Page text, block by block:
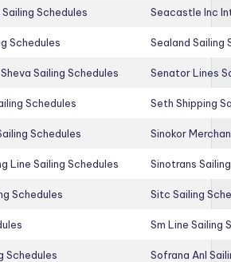
Schedules Seacastle Inc
Schedules Sealand Sailing
Sailing Schedules Senator Lines
Schedules Seth Shipping
Schedules Sinokor
Line Sailing Schedules Sinotrans
Schedules Sitc Sailing
Sm Line Sailing
Schedules Sofrana Anl